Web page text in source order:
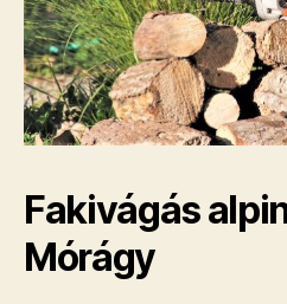
Fakivágás
Mórágy